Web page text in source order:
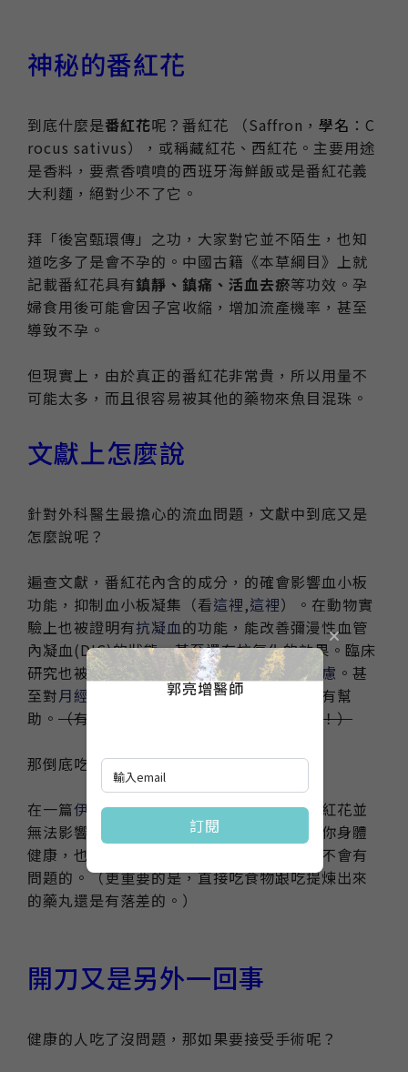
神秘的番紅花
到底什麼是番紅花呢？番紅花 （Saffron， 學名 ：C
rocus sativus），或稱藏紅花、西紅花。主要用途
是香料，要煮香噴噴的西班牙海鮮飯或是番紅花義
大利麵，絕對少不了它。
拜「後宮甄環傳」之功，大家對它並不陌生，也知
道吃多了是會不孕的。中國古籍《本草綱目》上就
記載番紅花具有鎮靜、鎮痛、活血去瘀等功效。孕
婦食用後可能會因子宮收縮，增加流產機率，甚至
導致不孕。
但現實上，由於真正的番紅花非常貴，所以用量不
可能太多，而且很容易被其他的藥物來魚目混珠。
文獻上怎麼說
針對外科醫生最擔心的流血問題，文獻中到底又是
怎麼說呢？
遍查文獻，番紅花內含的成分，的確會影響血小板
功能，抑制血小板凝集（看這裡,這裡）。在動物實
驗上也被證明有抗凝血的功能，能改善彌漫性血管
內凝血(DIC)的狀態，甚至還有抗氧化的效果。臨床
研究也被證實可以
改善失智，減輕 焦慮跟憂慮 。甚
至對月經前症候群跟治療男性性功能障礙
都有幫
助。 （有病治病，無病強身，簡直是神藥！！）
那倒底吃多了會不會影響凝血功能？
在一篇伊朗的研究提到，在正常人體上，番紅花並
無法影響血小板以外的凝血功能。所以只要你身體
健康，也沒有要開刀，基本上不要吃太多是不會有
問題的。（更重要的是，直接吃食物跟吃提煉出來
的藥丸還是有落差的。）
開刀又是另外一回事
健康的人吃了沒問題，那如果要接受手術呢？
郭亮增醫師
訂閱